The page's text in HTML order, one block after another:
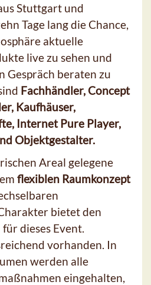
Stuttgart und
Tage lang die Chance,
aktuelle
live zu sehen und
Gespräch beraten zu
Fachhändler, Concept
Kaufhäuser,
Internet Pure Player,
Objektgestalter.
Areal gelegene
flexiblen Raumkonzept
bietet den
dieses Event.
vorhanden. In
werden alle
eingehalten,